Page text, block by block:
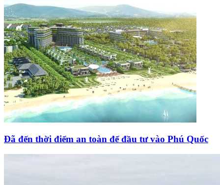
Đã đến thời điểm an toàn để đầu tư vào Phú Quốc